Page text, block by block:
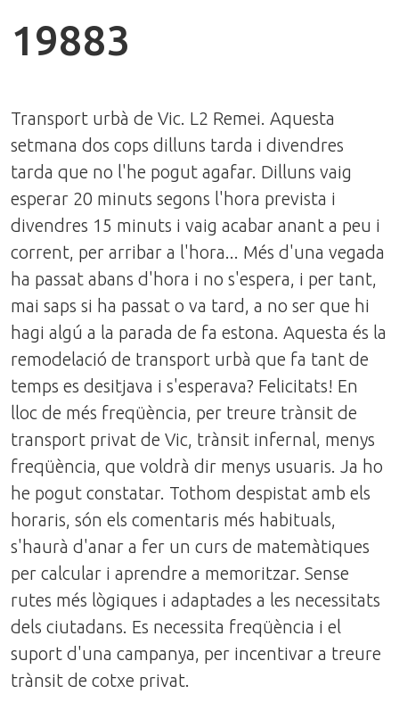
19883
Transport urbà de Vic. L2 Remei. Aquesta
setmana dos cops dilluns tarda i divendres
tarda que no l'he pogut agafar. Dilluns vaig
esperar 20 minuts segons l'hora prevista i
divendres 15 minuts i vaig acabar anant a peu i
corrent, per arribar a l'hora... Més d'una vegada
ha passat abans d'hora i no s'espera, i per tant,
mai saps si ha passat o va tard, a no ser que hi
hagi algú a la parada de fa estona. Aquesta és la
remodelació de transport urbà que fa tant de
temps es desitjava i s'esperava? Felicitats! En
lloc de més freqüència, per treure trànsit de
transport privat de Vic, trànsit infernal, menys
freqüència, que voldrà dir menys usuaris. Ja ho
he pogut constatar. Tothom despistat amb els
horaris, són els comentaris més habituals,
s'haurà d'anar a fer un curs de matemàtiques
per calcular i aprendre a memoritzar. Sense
rutes més lògiques i adaptades a les necessitats
dels ciutadans. Es necessita freqüència i el
suport d'una campanya, per incentivar a treure
trànsit de cotxe privat.